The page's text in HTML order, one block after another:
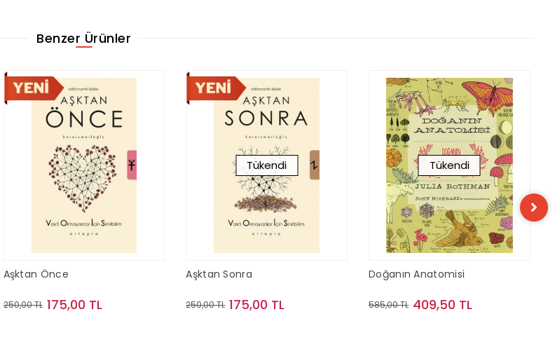
Benzer Ürünler
Aşktan Önce
250,00 TL 175,00 TL
Tükendi
Aşktan Sonra
250,00 TL 175,00 TL
Tükendi
Doğanın Anatomisi
585,00 TL 409,50 TL